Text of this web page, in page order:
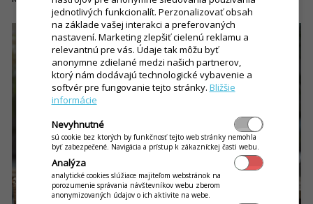
jednotlivých funkcionalít. Perzonalizovať obsah
na základe vašej interakci a preferovaných
nastavení. Marketing zlepšiť cielenú reklamu a
relevantnú pre vás. Údaje tak môžu byť
anonymne zdielané medzi našich partnerov,
ktorý nám dodávajú technologické vybavenie a
softvér pre fungovanie tejto stránky. Bližšie
informácie
Nevyhnutné
sú cookie bez ktorých by funkčnosť tejto web stránky nemohla
byť zabezpečené. Navigácia a prístup k zákazníckej časti webu.
Analýza
analytické cookies slúžiace majiteľom webstránok na
porozumenie správania návštevníkov webu zberom
anonymizovaných údajov o ich aktivite na webe.